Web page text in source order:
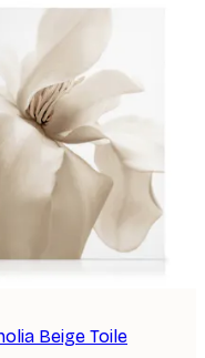
Beige Toile